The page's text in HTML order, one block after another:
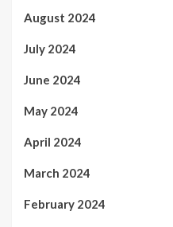
August 2024
July 2024
June 2024
May 2024
April 2024
March 2024
February 2024